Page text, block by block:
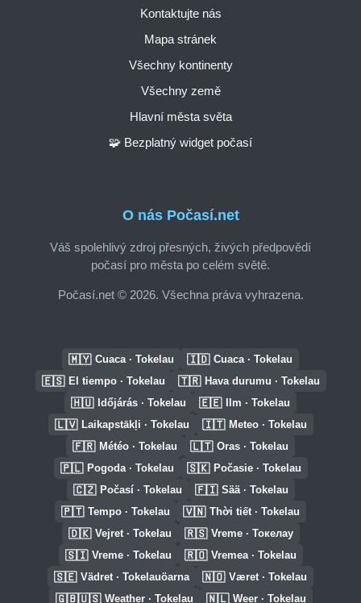
O nás Počasí.net
Váš spolehlivý zdroj přesných, živých předpovědí
počasí pro města po celém světě.
Počasí.net © 2026. Všechna práva vyhrazena.
Kontaktujte nás
Mapa stránek
Všechny kontinenty
Všechny země
Hlavní města světa
🧩 Bezplatný widget počasí
🇲🇾 Cuaca · Tokelau 🇮🇩 Cuaca · Tokelau
🇪🇸 El tiempo · Tokelau 🇹🇷 Hava durumu · Tokelau
🇭🇺 Időjárás · Tokelau 🇪🇪 Ilm · Tokelau
🇱🇻 Laikapstākļi · Tokelau 🇮🇹 Meteo · Tokelau
🇫🇷 Météo · Tokelau 🇱🇹 Oras · Tokelau
🇵🇱 Pogoda · Tokelau 🇸🇰 Počasie · Tokelau
🇨🇿 Počasí · Tokelau 🇫🇮 Sää · Tokelau
🇵🇹 Tempo · Tokelau 🇻🇳 Thời tiết · Tokelau
🇩🇰 Vejret · Tokelau 🇷🇸 Vreme · Токелау
🇸🇮 Vreme · Tokelau 🇷🇴 Vremea · Tokelau
🇸🇪 Vädret · Tokelauöarna 🇳🇴 Været · Tokelau
🇬🇧🇺🇸 Weather · Tokelau 🇳🇱 Weer · Tokelau